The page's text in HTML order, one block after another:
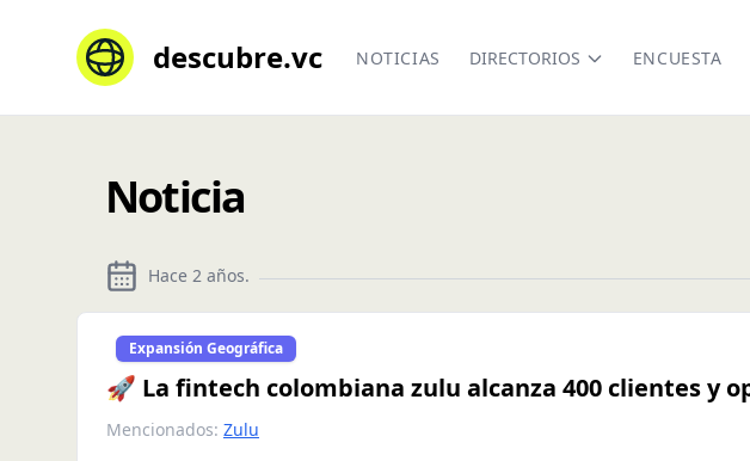
descubre.vc NOTICIAS DIRECTORIOS ENCUESTA
Noticia
Hace 2 años.
Expansión Geográfica
🚀 La fintech colombiana zulu alcanza 400 clientes y
Mencionados: Zulu